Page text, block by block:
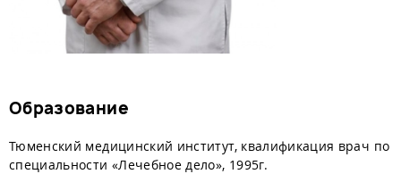
Образование
Тюменский медицинский институт, квалификация врач по
специальности «Лечебное дело», 1995г.